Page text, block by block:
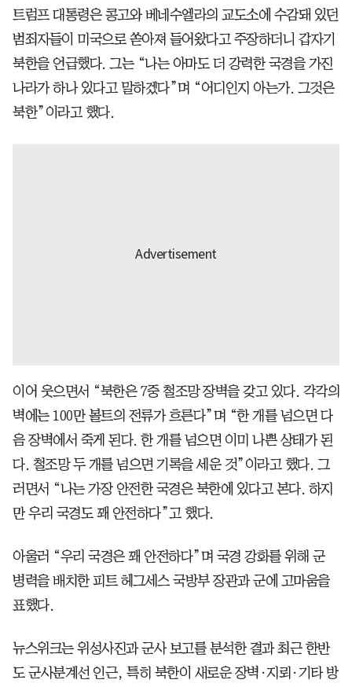
트럼프 대통령은 콩고와 베네수엘라의 교도소에 수감돼 있던
범죄자들이 미국으로 쏟아져 들어왔다고 주장하더니 갑자기
북한을 언급했다. 그는 “나는 아마도 더 강력한 국경을 가진
나라가 하나 있다고 말하겠다”며 “어디인지 아는가. 그것은
북한”이라고 했다.
이어 웃으면서 “북한은 7중 철조망 장벽을 갖고 있다. 각각의
벽에는 100만 볼트의 전류가 흐른다”며 “한 개를 넘으면 다
음 장벽에서 죽게 된다. 한 개를 넘으면 이미 나쁜 상태가 된
다. 철조망 두 개를 넘으면 기록을 세운 것”이라고 했다. 그
러면서 “나는 가장 안전한 국경은 북한에 있다고 본다. 하지
만 우리 국경도 꽤 안전하다”고 했다.
아울러 “우리 국경은 꽤 안전하다”며 국경 강화를 위해 군
병력을 배치한 피트 헤그세스 국방부 장관과 군에 고마움을
표했다.
뉴스위크는 위성사진과 군사 보고를 분석한 결과 최근 한반
도 군사분계선 인근, 특히 북한이 새로운 장벽·지뢰·기타 방